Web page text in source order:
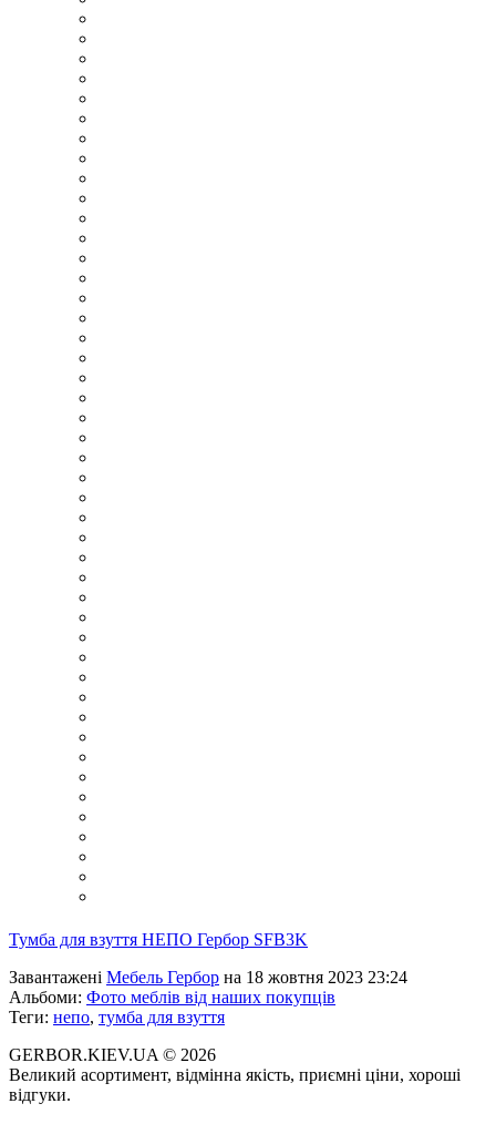
Тумба для взуття НЕПО Гербор SFB3K
Завантажені Мебель Гербор на 18 жовтня 2023 23:24
Альбоми: Фото меблів від наших покупців
Теги: непо, тумба для взуття
GERBOR.KIEV.UA © 2026
Великий асортимент, відмінна якість, приємні ціни, хороші
відгуки.